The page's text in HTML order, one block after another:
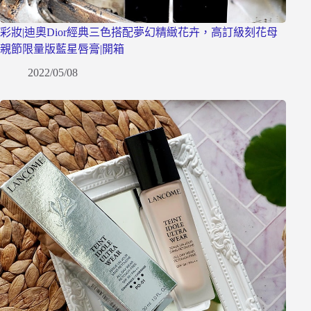
彩妝|迪奧Dior經典三色搭配夢幻精緻花卉，高訂級刻花母
親節限量版藍星唇膏|開箱
2022/05/08